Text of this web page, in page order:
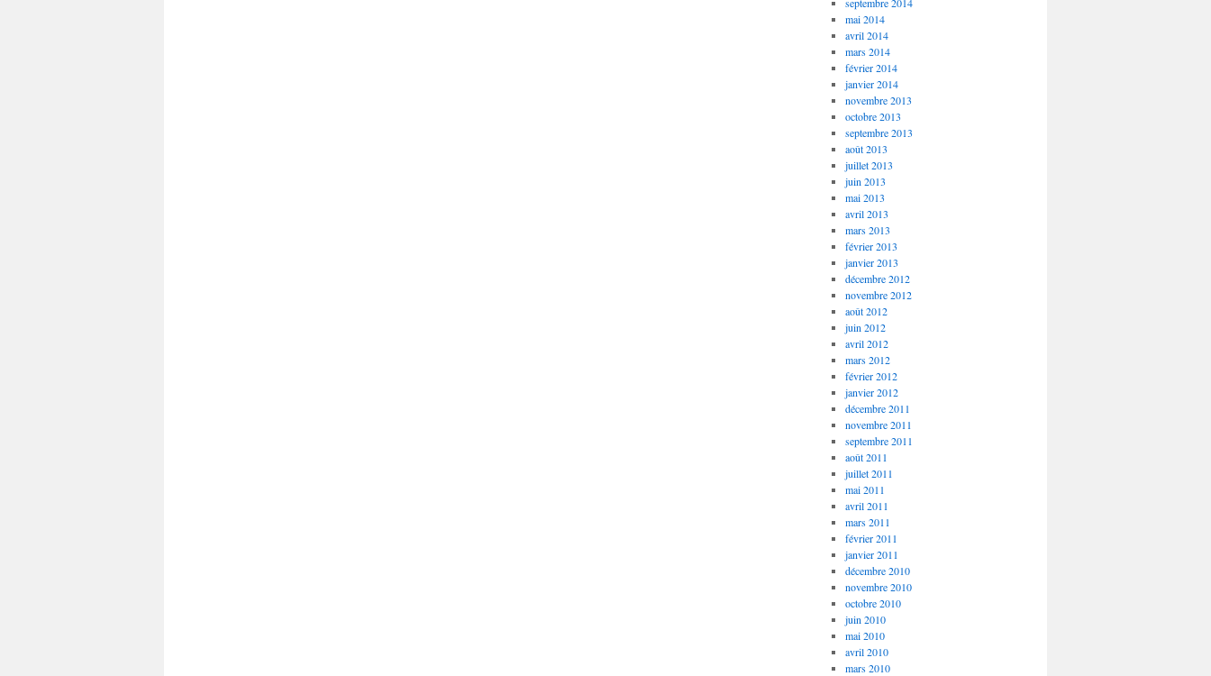
mai 2014
avril 2014
mars 2014
février 2014
janvier 2014
novembre 2013
octobre 2013
septembre 2013
août 2013
juillet 2013
juin 2013
mai 2013
avril 2013
mars 2013
février 2013
janvier 2013
décembre 2012
novembre 2012
août 2012
juin 2012
avril 2012
mars 2012
février 2012
janvier 2012
décembre 2011
novembre 2011
septembre 2011
août 2011
juillet 2011
mai 2011
avril 2011
mars 2011
février 2011
janvier 2011
décembre 2010
novembre 2010
octobre 2010
juin 2010
mai 2010
avril 2010
mars 2010